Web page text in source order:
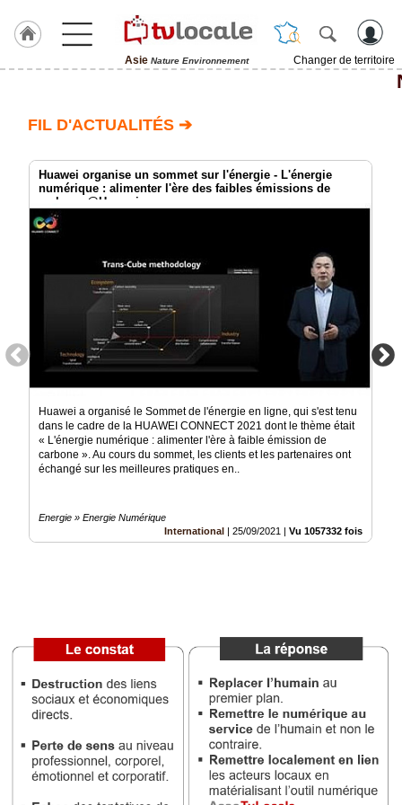
Asie Nature Environnement
Changer de territoire
TvLocale
France
Gazette
Médias
groupe
Inscription
FIL D'ACTUALITÉS ➔
Huawei organise un sommet sur l'énergie - L'énergie
numérique : alimenter l'ère des faibles émissions de
carbone @Huawei
Huawei a organisé le Sommet de l'énergie en ligne, qui s'est tenu
dans le cadre de la HUAWEI CONNECT 2021 dont le thème était
« L'énergie numérique : alimenter l'ère à faible émission de
carbone ». Au cours du sommet, les clients et les partenaires ont
échangé sur les meilleures pratiques en..
Energie » Energie Numérique
International
25/09/2021 Vu 1057332 fois